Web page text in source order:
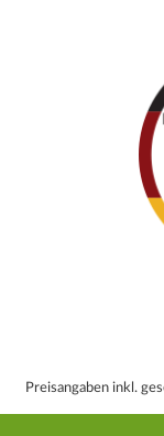
Preisangaben inkl.